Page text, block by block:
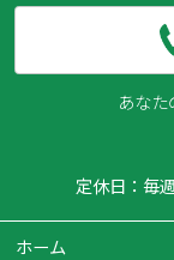
あな
定休日：毎
ホーム